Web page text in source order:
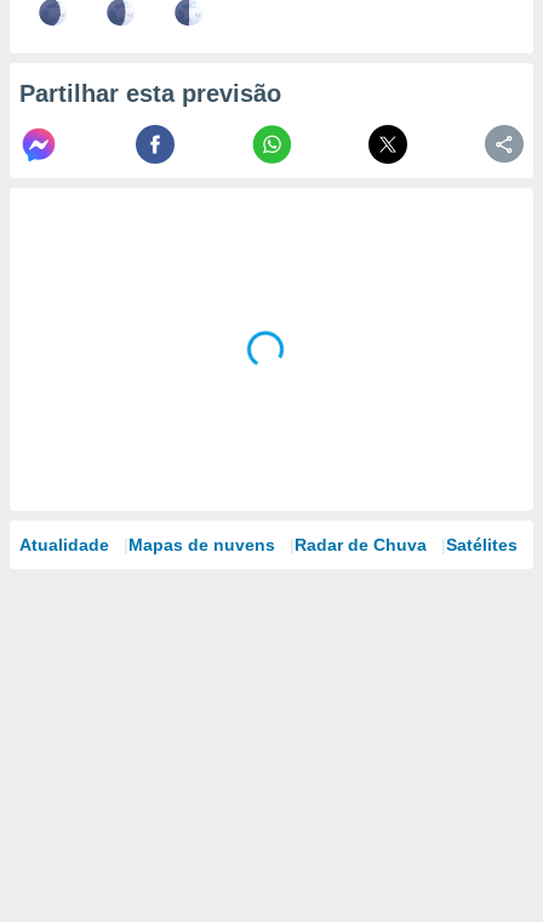
Partilhar esta previsão
Atualidade Mapas de nuvens Radar de Chuva Satélites